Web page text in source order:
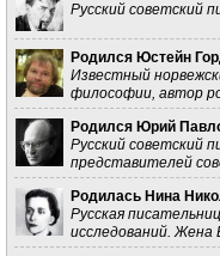
Русский советский
Родился Юстейн
Известный
философии, автор
Родился Юрий
Русский советский
представителей
Родилась Нина
Русская
исследований. Жена